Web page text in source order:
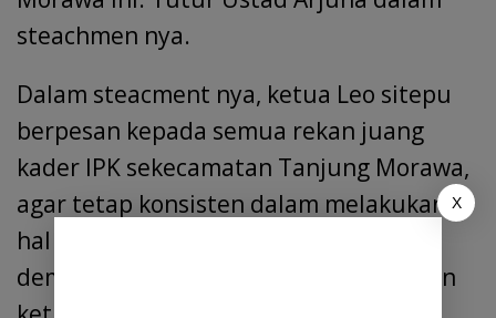
steachmen nya.
Dalam steacment nya, ketua Leo sitepu
berpesan kepada semua rekan juang
kader IPK sekecamatan Tanjung Morawa,
agar tetap konsisten dalam melakukan
hal hal yang bersipat sosial , karna
demikian lah amanah yang di pesan kan
X